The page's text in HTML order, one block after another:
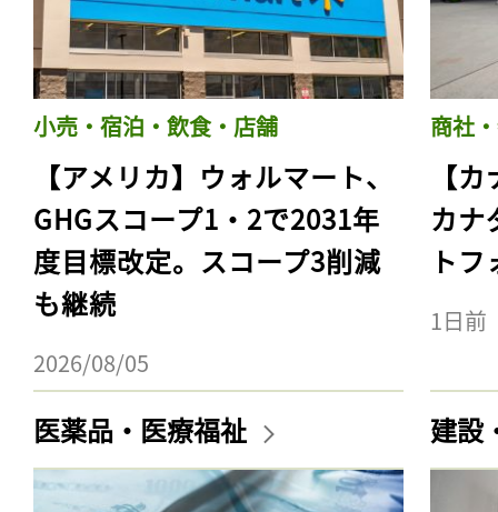
小売・宿泊・飲食・店舗
【アメリカ】ウォルマート、
GHGスコープ1・2で2031年
度目標改定。スコープ3削減
も継続
2026/08/05
商社
【
カナ
ト
1日前
医薬品・医療福祉 建設